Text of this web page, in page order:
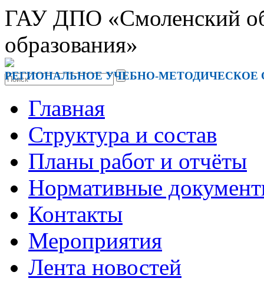
ГАУ ДПО «Смоленский
образования»
РЕГИОНАЛЬНОЕ УЧЕБНО-МЕТОДИЧЕСКОЕ
Главная
Структура и состав
Планы работ и отчёты
Нормативные
Контакты
Мероприятия
Лента новостей